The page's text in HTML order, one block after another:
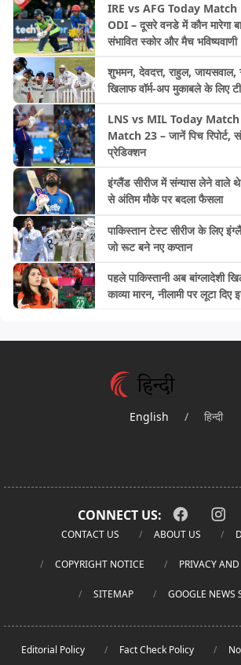
IRE vs AFG Today
ODI – दूसरे वनडे में कौन मारेगा
संभावित स्कोर और मैच भविष्यवाणी
शुभमन, देवदत्त, राहुल,
खिलाफ वॉर्म-अप मुकाबले के लिए
LNS vs MIL Today
Match 23 – जानें पिच रिपोर्ट,
प्रेडिक्शन
इंग्लैंड सीरीज में संन्यास लेने वाले थे
से अंतिम मौके पर बदला फैसला
पाकिस्तान टेस्ट सीरीज के लिए
जो रूट बने नए कप्तान
पहले पाकिस्तानी अब बांग्लादेशी
काव्या मारन, नीलामी पर लूटा दिए
English / हिन्दी
CONNECT US:
CONTACT US ABOUT US
COPYRIGHT NOTICE PRIVACY
SITEMAP GOOGLE NEWS
Editorial Policy Fact Check Policy